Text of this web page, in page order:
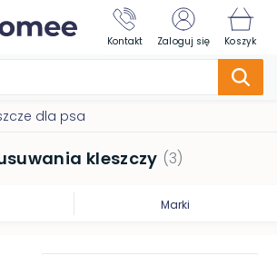
Kontakt Zaloguj się Koszyk
dla psa
kleszczy (3)
Marki